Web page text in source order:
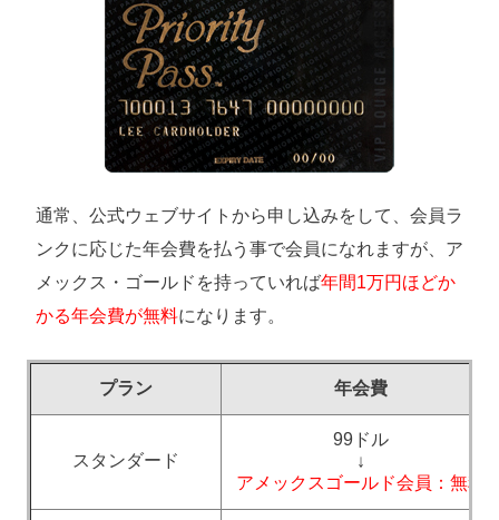
通常、公式ウェブサイトから申し込みをして、会員ラ
ンクに応じた年会費を払う事で会員になれますが、ア
メックス・ゴールドを持っていれば年間1万円ほどか
かる年会費が無料になります。
プラン 年会費
スタンダード
99ドル
↓
アメックスゴールド会員：無料